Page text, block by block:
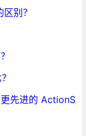
别？
先进的 ActionS